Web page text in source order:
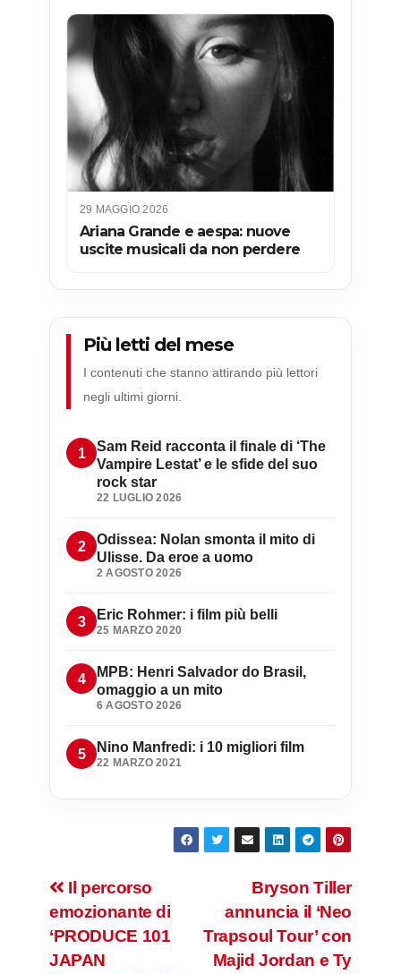
29 MAGGIO 2026
Ariana Grande e aespa: nuove
uscite musicali da non perdere
Più letti del mese
I contenuti che stanno attirando più lettori
negli ultimi giorni.
Sam Reid racconta il finale di ‘The
Vampire Lestat’ e le sfide del suo
rock star
22 LUGLIO 2026
Odissea: Nolan smonta il mito di
Ulisse. Da eroe a uomo
2 AGOSTO 2026
Eric Rohmer: i film più belli
25 MARZO 2020
MPB: Henri Salvador do Brasil,
omaggio a un mito
6 AGOSTO 2026
Nino Manfredi: i 10 migliori film
22 MARZO 2021
Navigazione
articoli
Bryson Tiller
annuncia il ‘Neo
Trapsoul Tour’ con
Majid Jordan e Ty
Il percorso
emozionante di
‘PRODUCE 101
JAPAN